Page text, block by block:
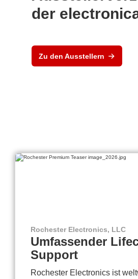
der
Zu den Ausstellern
Rochester Electronics, LLC
Umfassender
Support
Rochester Electronics ist